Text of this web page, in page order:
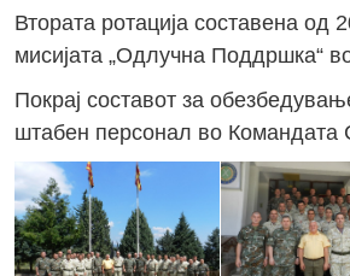
Втората ротација составена
мисијата „Одлучна Поддршка“
Покрај составот за
штабен персонал во Командата